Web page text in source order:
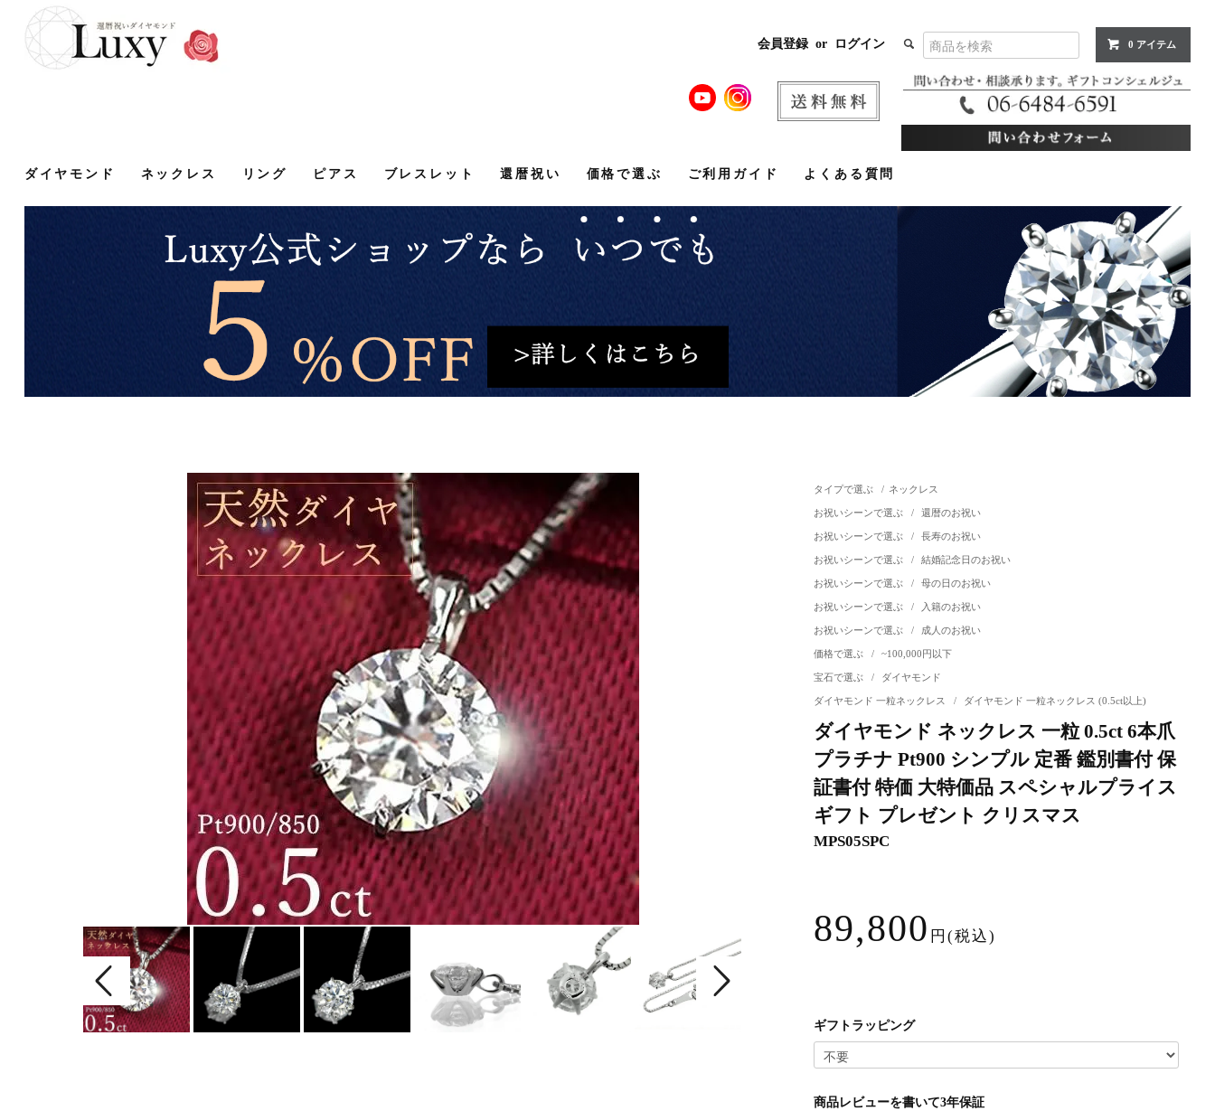
会員登録 or ログイン 0 アイテム
ダイヤモンド ネックレス リング ピアス ブレスレット 還暦祝い 価格で選ぶ ご利用ガイド よくある質問
タイプで選ぶ / ネックレス
お祝いシーンで選ぶ / 還暦のお祝い
お祝いシーンで選ぶ / 長寿のお祝い
お祝いシーンで選ぶ / 結婚記念日のお祝い
お祝いシーンで選ぶ / 母の日のお祝い
お祝いシーンで選ぶ / 入籍のお祝い
お祝いシーンで選ぶ / 成人のお祝い
価格で選ぶ / ~100,000円以下
宝石で選ぶ / ダイヤモンド
ダイヤモンド 一粒ネックレス / ダイヤモンド 一粒ネックレス (0.5ct以上)
ダイヤモンド ネックレス 一粒 0.5ct 6本爪
プラチナ Pt900 シンプル 定番 鑑別書付 保
証書付 特価 大特価品 スペシャルプライス
ギフト プレゼント クリスマス
MPS05SPC
89,800 円(税込)
ギフトラッピング
商品レビューを書いて3年保証